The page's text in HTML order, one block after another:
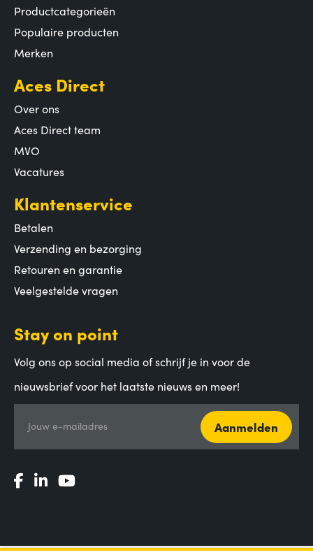
Productcategorieën
Populaire producten
Merken
Aces Direct
Over ons
Aces Direct team
MVO
Vacatures
Klantenservice
Betalen
Verzending en bezorging
Retouren en garantie
Veelgestelde vragen
Stay on point
Volg ons op social media of schrijf je in voor de
nieuwsbrief voor het laatste nieuws en meer!
Jouw e-mailadres Aanmelden